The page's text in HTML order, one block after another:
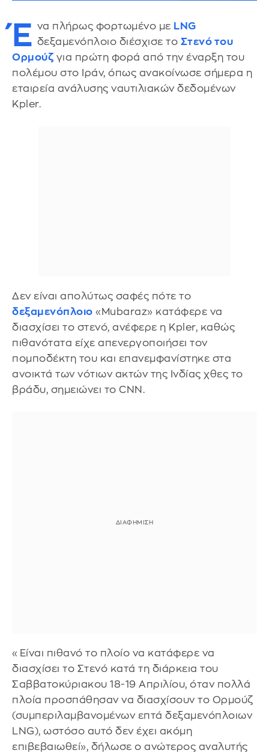
Έ να πλήρως φορτωμένο με LNG
δεξαμενόπλοιο διέσχισε το Στενό του
Ορμούζ για πρώτη φορά από την έναρξη του
πολέμου στο Ιράν, όπως ανακοίνωσε σήμερα η
εταιρεία ανάλυσης ναυτιλιακών δεδομένων
Kpler.
Δεν είναι απολύτως σαφές πότε το
δεξαμενόπλοιο «Mubaraz» κατάφερε να
διασχίσει το στενό, ανέφερε η Kpler, καθώς
πιθανότατα είχε απενεργοποιήσει τον
πομποδέκτη του και επανεμφανίστηκε στα
ανοικτά των νότιων ακτών της Ινδίας χθες το
βράδυ, σημειώνει το CNN.
«Είναι πιθανό το πλοίο να κατάφερε να
διασχίσει το Στενό κατά τη διάρκεια του
Σαββατοκύριακου 18-19 Απριλίου, όταν πολλά
πλοία προσπάθησαν να διασχίσουν το Ορμούζ
(συμπεριλαμβανομένων επτά δεξαμενόπλοιων
LNG), ωστόσο αυτό δεν έχει ακόμη
επιβεβαιωθεί», δήλωσε ο ανώτερος αναλυτής